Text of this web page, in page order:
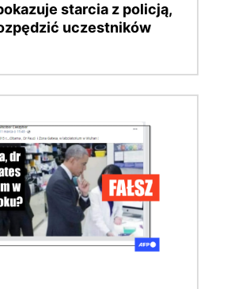
starcia z policją,
uczestników